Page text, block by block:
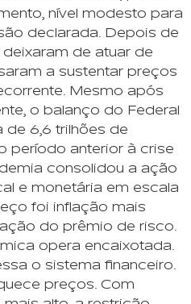
nível modesto para
declarada. Depois de
de atuar de
a sustentar preços
Mesmo após
o balanço do Federal
de 6,6 trilhões de
período anterior à crise
consolidou a ação
e monetária em escala
foi inflação mais
do prêmio de risco.
opera encaixotada.
o sistema financeiro.
preços. Com